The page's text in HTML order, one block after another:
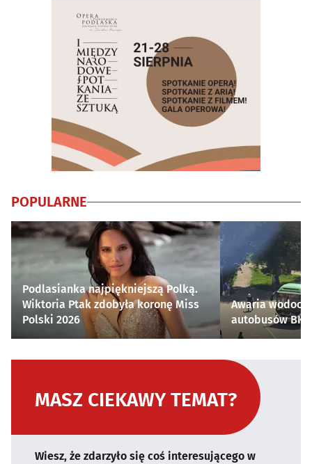
POPULARNE
Podlasianka najpiękniejszą Polką.
Wiktoria Ptak zdobyła koronę Miss
Polski 2026
Awaria
autobusów
MASZ CIEKAWY TEMAT?
Wiesz, że zdarzyło się coś interesującego w